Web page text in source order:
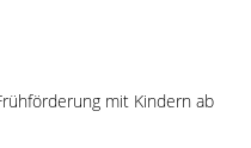
mit Kindern ab